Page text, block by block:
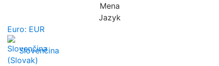
Mena
Jazyk
Euro: EUR
Slovenčina